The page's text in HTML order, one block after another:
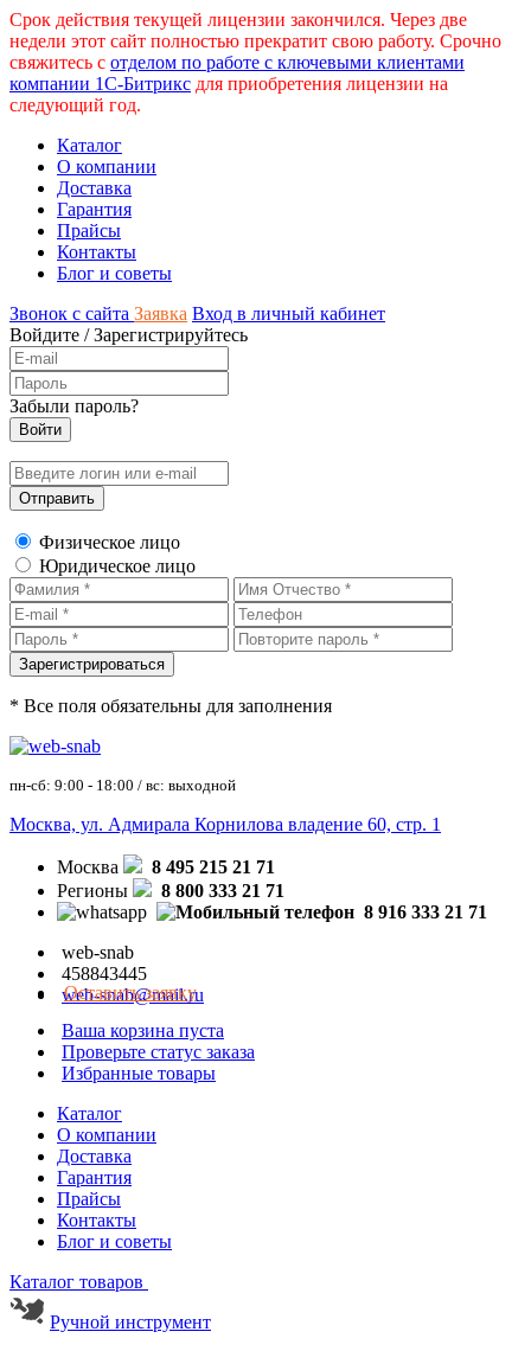
Срок действия текущей лицензии закончился. Через две
недели этот сайт полностью прекратит свою работу. Срочно
свяжитесь с отделом по работе с ключевыми клиентами
компании 1С-Битрикс для приобретения лицензии на
следующий год.
Каталог
О компании
Доставка
Гарантия
Прайсы
Контакты
Блог и советы
Звонок с сайта Заявка Вход в личный кабинет
Войдите /Зарегистрируйтесь
Забыли пароль?
Физическое лицо
Юридическое лицо
* Все поля обязательны для заполнения
пн-сб: 9:00 - 18:00 / вс: выходной
Москва, ул. Адмирала Корнилова владение 60, стр. 1
Москва
8 495 215 21 71
Регионы
8 800 333 21 71
8 916 333 21 71
web-snab
458843445
web-snab@mail.ru
Оставить заявку
Ваша корзина пуста
Проверьте статус заказа
Избранные товары
Каталог
О компании
Доставка
Гарантия
Прайсы
Контакты
Блог и советы
Каталог товаров
Ручной инструмент